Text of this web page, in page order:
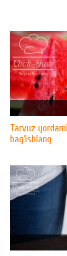
Tarvuz
bag‘ishlang